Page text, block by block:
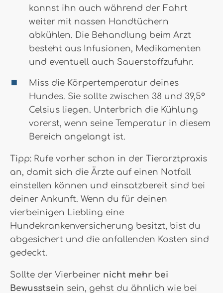
kannst ihn auch während der Fahrt
weiter mit nassen Handtüchern
abkühlen. Die Behandlung beim Arzt
besteht aus Infusionen, Medikamenten
und eventuell auch Sauerstoffzufuhr.
Miss die Körpertemperatur deines
Hundes. Sie sollte zwischen 38 und 39,5°
Celsius liegen. Unterbrich die Kühlung
vorerst, wenn seine Temperatur in diesem
Bereich angelangt ist.
Tipp: Rufe vorher schon in der Tierarztpraxis
an, damit sich die Ärzte auf einen Notfall
einstellen können und einsatzbereit sind bei
deiner Ankunft. Wenn du für deinen
vierbeinigen Liebling eine
Hundekrankenversicherung besitzt, bist du
abgesichert und die anfallenden Kosten sind
gedeckt.
Sollte der Vierbeiner nicht mehr bei
Bewusstsein sein, gehst du ähnlich wie bei